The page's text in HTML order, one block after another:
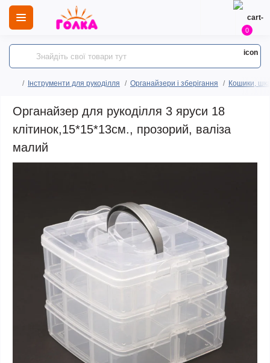
0
Інструменти для рукоділля Органайзери і зберігання Кошики,
Органайзер для рукоділля 3 яруси 18
клітинок,15*15*13см., прозорий, валіза
малий